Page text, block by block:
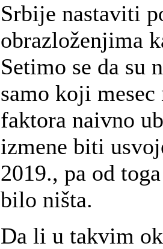
Srbije nastaviti
obrazloženjima
Setimo se da su
samo koji mesec
faktora naivno
izmene biti
2019., pa od
bilo ništa.
Da li u takvim